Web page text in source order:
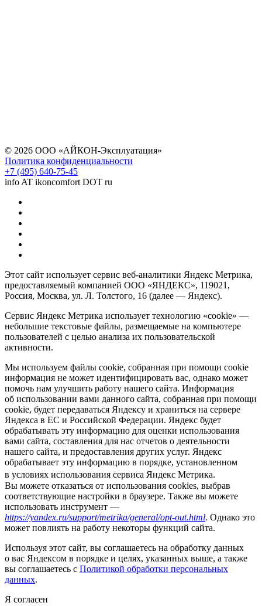
© 2026 ООО «АЙКОН-Эксплуатация»
Политика конфиденциальности
+7 (495) 640-75-45
info AT ikoncomfort DOT ru
Этот сайт использует сервис веб-аналитики Яндекс Метрика,
предоставляемый компанией ООО «ЯНДЕКС», 119021,
Россия, Москва, ул. Л. Толстого, 16 (далее — Яндекс).
Сервис Яндекс Метрика использует технологию «cookie» —
небольшие текстовые файлы, размещаемые на компьютере
пользователей с целью анализа их пользовательской
активности.
Мы используем файлы cookie, собранная при помощи cookie
информация не может идентифицировать вас, однако может
помочь нам улучшить работу нашего сайта. Информация
об использовании вами данного сайта, собранная при помощи
cookie, будет передаваться Яндексу и храниться на сервере
Яндекса в ЕС и Российской Федерации. Яндекс будет
обрабатывать эту информацию для оценки использования
вами сайта, составления для нас отчетов о деятельности
нашего сайта, и предоставления других услуг. Яндекс
обрабатывает эту информацию в порядке, установленном
в условиях использования сервиса Яндекс Метрика.
Вы можете отказаться от использования cookies, выбрав
соответствующие настройки в браузере. Также вы можете
использовать инструмент —
https://yandex.ru/support/metrika/general/opt-out.html. Однако это
может повлиять на работу некоторы функций сайта.
Используя этот сайт, вы соглашаетесь на обработку данных
о вас Яндексом в порядке и целях, указанных выше, а также
вы соглашаетесь с Политикой обработки персональных
данных.
Я согласен